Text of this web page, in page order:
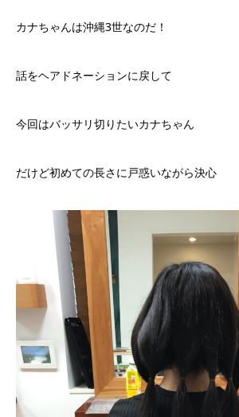
カナちゃんは沖縄3世なのだ！
話をヘアドネーションに戻して
今回はバッサリ切りたいカナちゃん
だけど初めての長さに戸惑いながら決心